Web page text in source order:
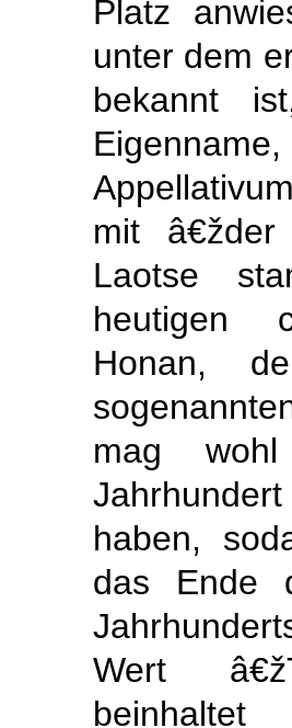
Platz
unter dem
bekannt
mit
Laotse
heutigen
Honan,
mag
haben,
das Ende
Wert
beinhaltet